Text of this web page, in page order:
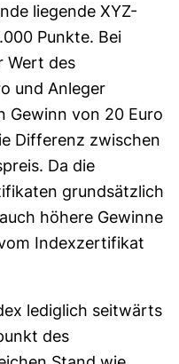
liegende XYZ-
Punkte. Bei
Wert des
und Anleger
Gewinn von 20 Euro
Differenz zwischen
Da die
grundsätzlich
höhere Gewinne
Indexzertifikat
lediglich seitwärts
des